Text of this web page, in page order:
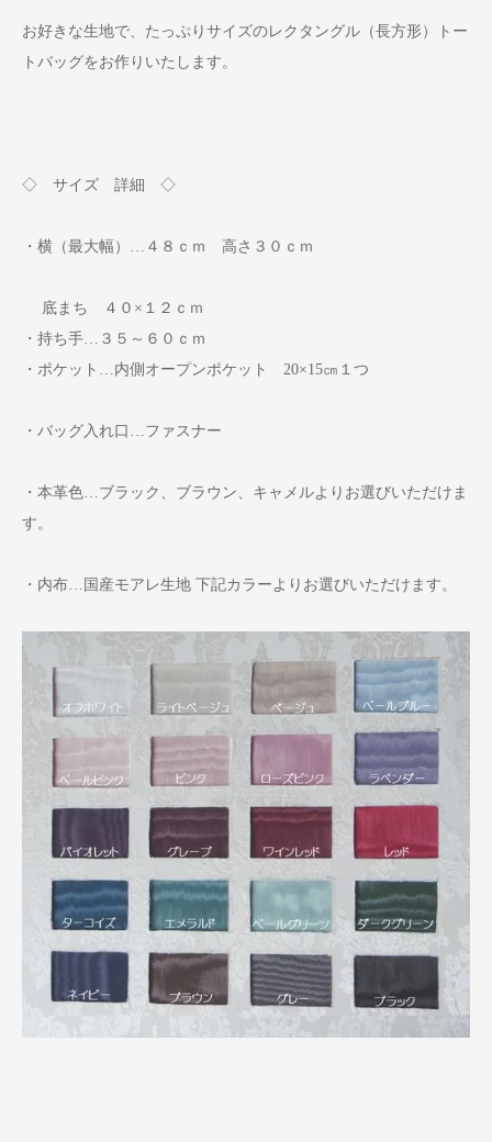
お好きな生地で、たっぷりサイズのレクタングル（長方形）トー
トバッグをお作りいたします。
◇ サイズ 詳細 ◇
・横（最大幅）…４８ｃｍ 高さ３０ｃｍ
底まち ４０×１２ｃｍ
・持ち手…３５～６０ｃｍ
・ポケット…内側オープンポケット 20×15㎝１つ
・バッグ入れ口…ファスナー
・本革色…ブラック、ブラウン、キャメルよりお選びいただけま
す。
・内布…国産モアレ生地 下記カラーよりお選びいただけます。